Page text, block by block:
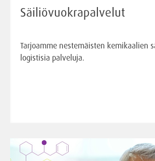
Säiliövuokrapalvelut
Tarjoamme nestemäisten kemikaalien
logistisia palveluja.